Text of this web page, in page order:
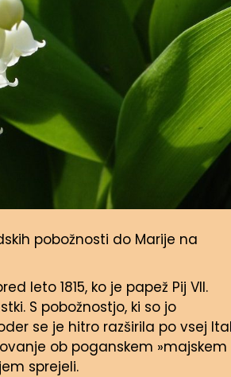
pobožnosti do Marije na
leto 1815, ko je papež Pij VII.
S pobožnostjo, ki so jo
se je hitro razširila po vsej
ob poganskem »majskem
sprejeli.